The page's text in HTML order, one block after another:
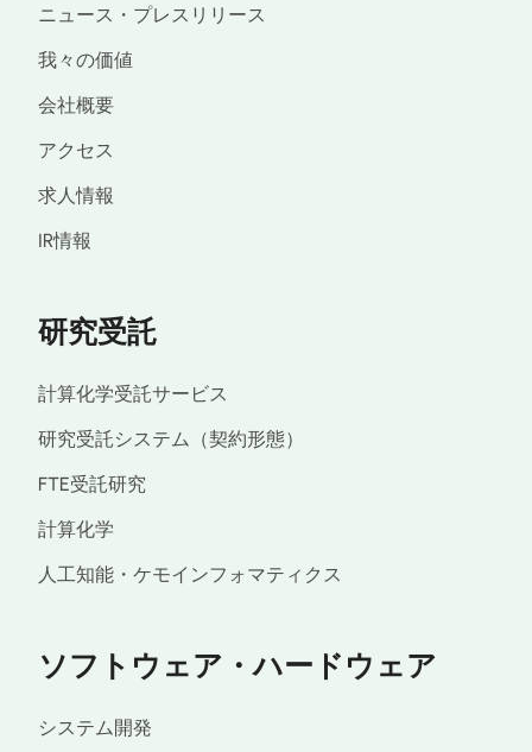
ニュース・プレスリリース
我々の価値
会社概要
アクセス
求人情報
IR情報
研究受託
計算化学受託サービス
研究受託システム（契約形態）
FTE受託研究
計算化学
人工知能・ケモインフォマティクス
ソフトウェア・ハードウェア
システム開発